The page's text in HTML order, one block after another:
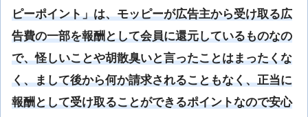
ピーポイント」は、モッピーが広告主から受け取る広
告費の一部を報酬として会員に還元しているものなの
で、怪しいことや胡散臭いと言ったことはまったくな
く、まして後から何か請求されることもなく、正当に
報酬として受け取ることができるポイントなので安心